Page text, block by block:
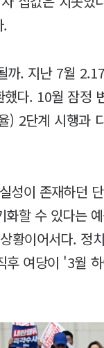
.
까. 지난 7월
다. 10월 잠정
) 2단계 시행과
성이 존재하던
할 수 있다는
황이어서다. 정
후 여당이 '3월